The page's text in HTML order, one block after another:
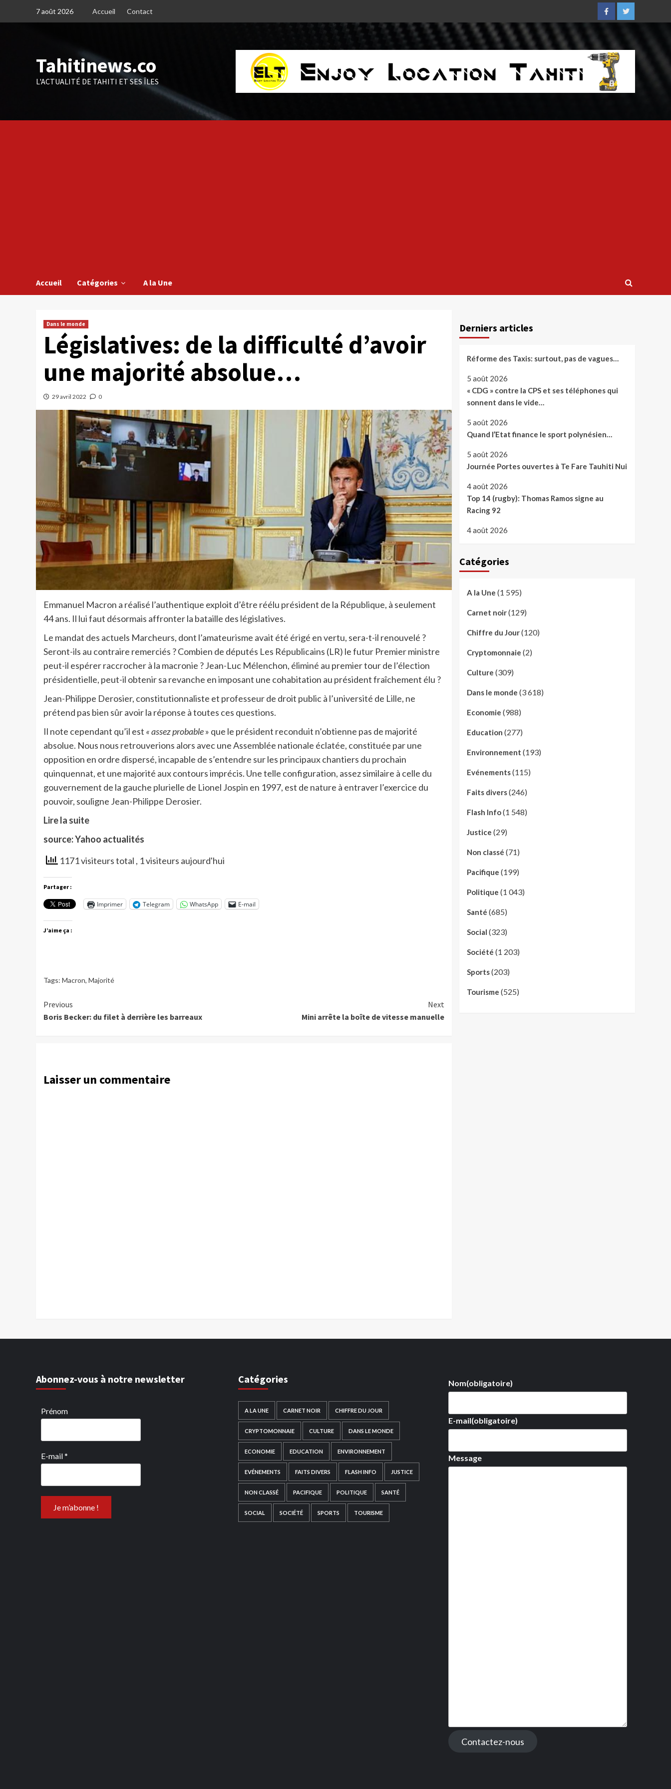
7 août 2026 Accueil Contact
FacebookTwitter
Tahitinews.co
L'ACTUALITÉ DE TAHITI ET SES ÎLES
Accueil Catégories A la Une
Dans le monde
Législatives: de la difficulté d’avoir
une majorité absolue…
29 avril 2022 0
Emmanuel Macron a réalisé l’authentique exploit d’être réélu président de la République, à seulement
44 ans. Il lui faut désormais affronter la bataille des législatives.
Le mandat des actuels Marcheurs, dont l’amateurisme avait été érigé en vertu, sera-t-il renouvelé ?
Seront-ils au contraire remerciés ? Combien de députés Les Républicains (LR) le futur Premier ministre
peut-il espérer raccrocher à la macronie ? Jean-Luc Mélenchon, éliminé au premier tour de l’élection
présidentielle, peut-il obtenir sa revanche en imposant une cohabitation au président fraîchement élu ?
Jean-Philippe Derosier, constitutionnaliste et professeur de droit public à l’université de Lille, ne
prétend pas bien sûr avoir la réponse à toutes ces questions.
Il note cependant qu’il est « assez probable» que le président reconduit n’obtienne pas de majorité
absolue. Nous nous retrouverions alors avec une Assemblée nationale éclatée, constituée par une
opposition en ordre dispersé, incapable de s’entendre sur les principaux chantiers du prochain
quinquennat, et une majorité aux contours imprécis. Une telle configuration, assez similaire à celle du
gouvernement de la gauche plurielle de Lionel Jospin en 1997, est de nature à entraver l’exercice du
pouvoir, souligne Jean-Philippe Derosier.
Lire la suite
source: Yahoo actualités
1171 visiteurs total , 1 visiteurs aujourd'hui
Partager :
Imprimer Telegram WhatsApp E-mail
J’aime ça :
Tags: Macron, Majorité
Continue
Reading
Previous
Boris Becker: du filet à derrière les barreaux
Next
Mini arrête la boîte de vitesse manuelle
Laisser un commentaire
Derniers articles
Réforme des Taxis: surtout, pas de vagues…
5 août 2026
« CDG » contre la CPS et ses téléphones qui
sonnent dans le vide…
5 août 2026
Quand l’Etat finance le sport polynésien…
5 août 2026
Journée Portes ouvertes à Te Fare Tauhiti Nui
4 août 2026
Top 14 (rugby): Thomas Ramos signe au
Racing 92
4 août 2026
Catégories
A la Une (1 595)
Carnet noir(129)
Chiffre du Jour(120)
Cryptomonnaie (2)
Culture (309)
Dans le monde (3 618)
Economie (988)
Education (277)
Environnement (193)
Evénements(115)
Faits divers(246)
Flash Info(1 548)
Justice (29)
Non classé (71)
Pacifique (199)
Politique (1 043)
Santé (685)
Social (323)
Société (1 203)
Sports(203)
Tourisme (525)
Abonnez-vous à notre newsletter
Prénom
E-mail*
Catégories
A LA UNE CARNET NOIR CHIFFRE DU JOUR
CRYPTOMONNAIE CULTURE DANS LE MONDE
ECONOMIE EDUCATION ENVIRONNEMENT
EVÉNEMENTS FAITS DIVERS FLASH INFO JUSTICE
NON CLASSÉ PACIFIQUE POLITIQUE SANTÉ
SOCIAL SOCIÉTÉ SPORTS TOURISME
Nom(obligatoire)
E-mail(obligatoire)
Message
Contactez-nous